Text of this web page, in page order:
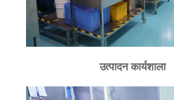
उत्पादन कार्यशाला